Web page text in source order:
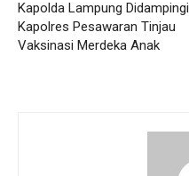
Kapolda Lampung Didampingi
Kapolres Pesawaran Tinjau
Vaksinasi Merdeka Anak